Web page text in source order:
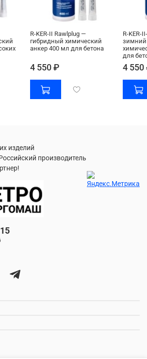
R-KER-II Rawlplug —
гибридный химический
анкер 400 мл для бетона
4 550 ₽
R-KER-
для
4 550
изделий
производитель